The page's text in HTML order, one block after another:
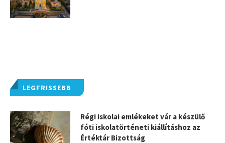
LEGFRISSEBB
Régi iskolai emlékeket vár a készülő
fóti iskolatörténeti kiállításhoz az
Értéktár Bizottság